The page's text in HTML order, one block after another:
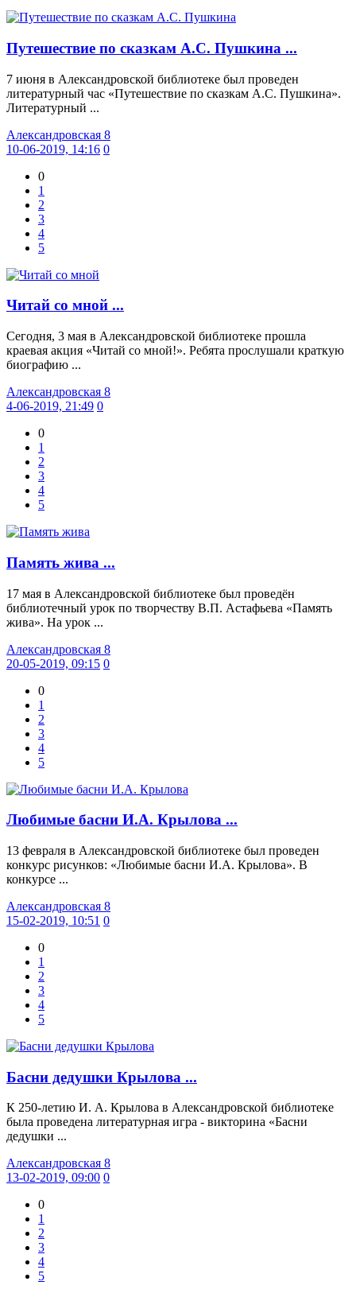
Путешествие по сказкам А.С. Пушкина ...
7 июня в Александровской библиотеке был проведен
литературный час «Путешествие по сказкам А.С. Пушкина».
Литературный ...
Александровская 8
10-06-2019, 14:16 0
0
1
2
3
4
5
Читай со мной ...
Сегодня, 3 мая в Александровской библиотеке прошла
краевая акция «Читай со мной!». Ребята прослушали краткую
биографию ...
Александровская 8
4-06-2019, 21:49 0
0
1
2
3
4
5
Память жива ...
17 мая в Александровской библиотеке был проведён
библиотечный урок по творчеству В.П. Астафьева «Память
жива». На урок ...
Александровская 8
20-05-2019, 09:15 0
0
1
2
3
4
5
Любимые басни И.А. Крылова ...
13 февраля в Александровской библиотеке был проведен
конкурс рисунков: «Любимые басни И.А. Крылова». В
конкурсе ...
Александровская 8
15-02-2019, 10:51 0
0
1
2
3
4
5
Басни дедушки Крылова ...
К 250-летию И. А. Крылова в Александровской библиотеке
была проведена литературная игра - викторина «Басни
дедушки ...
Александровская 8
13-02-2019, 09:00 0
0
1
2
3
4
5